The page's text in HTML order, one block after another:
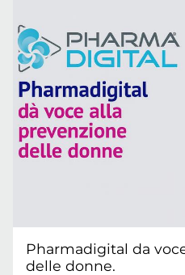
Pharmadigital da
delle donne.